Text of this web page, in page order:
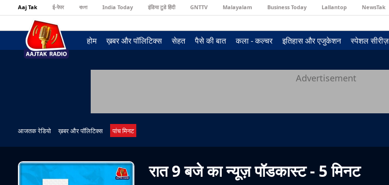
Aaj Tak ई-पेपर বাংলা India Today इंडिया टुडे हिंदी GNTTV Malayalam Business Today Lallantop NewsTak
होम ख़बर और पॉलिटिक्स सेहत पैसे की बात कला - कल्चर इतिहास और एजुकेशन स्पेशल सीरीज़
Advertisement
आजतक रेडियो ख़बर और पॉलिटिक्स पांच मिनट
रात 9 बजे का न्यूज़ पॉडकास्ट - 5 मिनट